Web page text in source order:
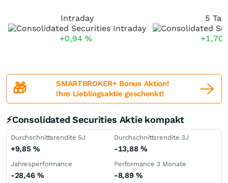
Intraday
+0,94 %
5
+1,70
🎁
SMARTBROKER+ Bonus Aktion!
Ihre Lieblingsaktie geschenkt!
⚡Consolidated Securities Aktie kompakt
Durchschnittsrendite 5J
+9,85%
Durchschnittsrendite 3J
-13,88 %
Jahresperformance
-28,46 %
Performance 3 Monate
-8,89%